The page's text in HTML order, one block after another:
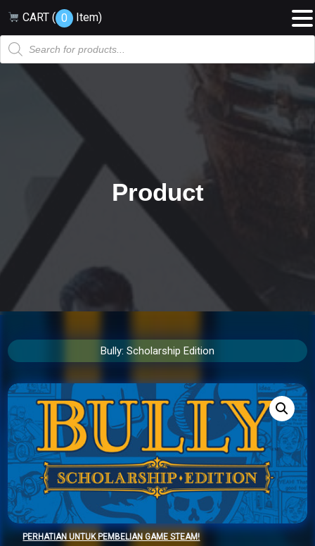
CART ( 0 Item)
Products
search
Product
Bully: Scholarship Edition
PERHATIAN UNTUK PEMBELIAN GAME STEAM!